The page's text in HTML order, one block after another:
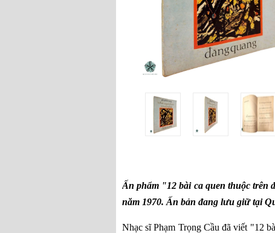
Ấn phẩm "12 bài ca quen thuộc trên
năm 1970. Ấn bản đang lưu giữ tại
Nhạc sĩ Phạm Trọng Cầu đã viết "12